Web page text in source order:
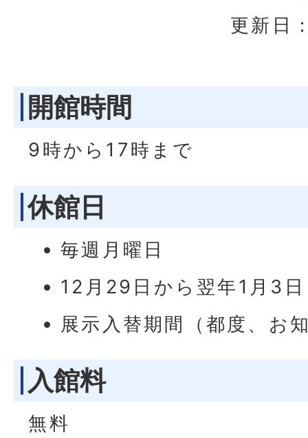
更新日
開館時間
9時から17時まで
休館日
毎週月曜日
12月29日から翌年1月3
展示入替期間（都度、お
入館料
無料